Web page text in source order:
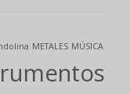
METALES MÚSICA